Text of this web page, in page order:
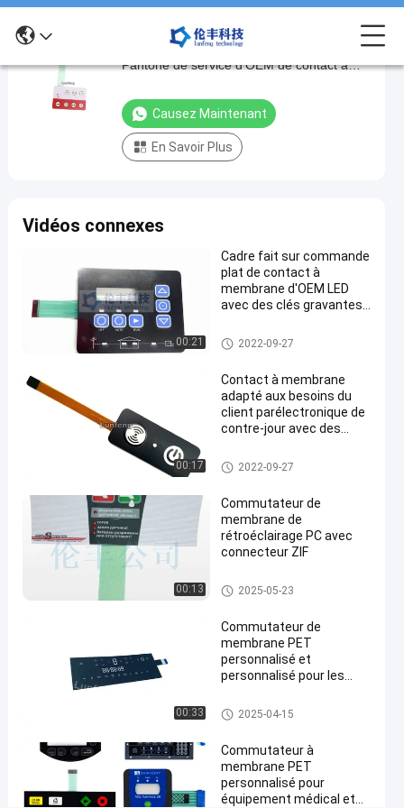
Couleur
adaptée
Pantone
service
d'OEM
contact
à
membrane
membrane
de contre-
2022-
09-27
193
points
de vue
Causez
Maintenant
Partager
flexibles
imperméables
membrane
de contre-
jour de
Couleur adaptée aux besoins du client de
Pantone de service d'OEM de contact à
Causez Maintenant
En Savoir Plus
Vidéos connexes
00:21
Cadre fait sur commande
plat de contact à
membrane d'OEM LED
avec des clés gravantes
Contact à membrane de contr
e-jour
2022-09-27
00:17
Contact à membrane
adapté aux besoins du
client parélectronique de
contre-jour avec des
Contact à membrane de contr
e-jour
2022-09-27
00:13
Commutateur de
membrane de
rétroéclairage PC avec
connecteur ZIF
Contact à membrane de contr
e-jour
2025-05-23
00:33
Commutateur de
membrane PET
personnalisé et
personnalisé pour les
Contact à membrane d'ANIMA
L FAMILIER
2025-04-15
Commutateur à
membrane PET
personnalisé pour
équipement médical et